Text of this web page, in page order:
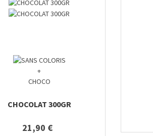
+
CHOCO
CHOCOLAT 300GR
21,90 €